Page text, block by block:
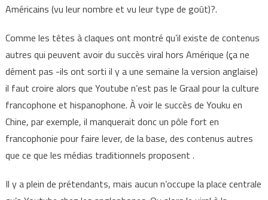
Américains (vu leur nombre et vu leur type de goût)?.
Comme les têtes à claques ont montré qu’il existe de contenus
autres qui peuvent avoir du succès viral hors Amérique (ça ne
dément pas -ils ont sorti il y a une semaine la version anglaise)
il faut croire alors que Youtube n’est pas le Graal pour la culture
francophone et hispanophone. À voir le succès de Youku en
Chine, par exemple, il manquerait donc un pôle fort en
francophonie pour faire lever, de la base, des contenus autres
que ce que les médias traditionnels proposent .
Il y a plein de prétendants, mais aucun n’occupe la place centrale